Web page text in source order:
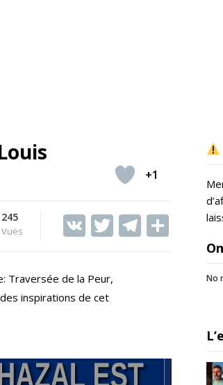
245
Vues V T T
+1
Traversée de la Peur,
inspirations de cet
No